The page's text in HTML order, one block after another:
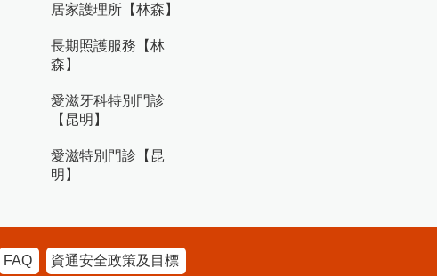
居家護理所【林森】
長期照護服務【林
森】
愛滋牙科特別門診
【昆明】
愛滋特別門診【昆
明】
FAQ 資通安全政策及目標